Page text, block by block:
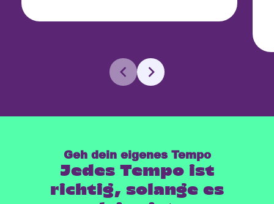
Geh dein eigenes Tempo
Jedes Tempo ist
richtig, solange es